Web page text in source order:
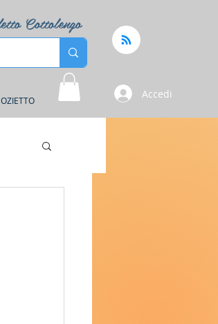
Cottolengo
Accedi